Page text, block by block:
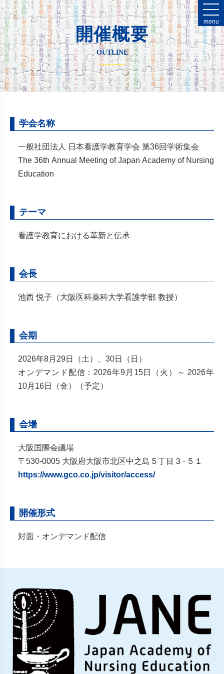
menu
開催概要
OUTLINE
学会名称
一般社団法人 日本看護学教育学会 第36回学術集会
The 36th Annual Meeting of Japan Academy of Nursing
Education
テーマ
看護学教育における革新と伝承
会長
池西 悦子（大阪医科薬科大学看護学部 教授）
会期
2026年8月29日（土）、30日（日）
オンデマンド配信：2026年9月15日（火）～ 2026年
10月16日（金）（予定）
会場
大阪国際会議場
〒530-0005 大阪府大阪市北区中之島５丁目３−５１
https://www.gco.co.jp/visitor/access/
開催形式
対面・オンデマンド配信